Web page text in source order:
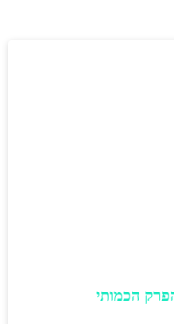
הכמותי